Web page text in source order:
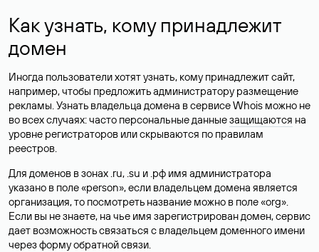
Как узнать, кому принадлежит
домен
Иногда пользователи хотят узнать, кому принадлежит сайт,
например, чтобы предложить администратору размещение
рекламы. Узнать владельца домена в сервисе Whois можно не
во всех случаях: часто персональные данныезащищаются на
уровне регистраторов или скрываются по правилам
реестров.
Для доменов в зонах .ru, .su и .рф имя администратора
указано в поле «person», если владельцем домена является
организация, то посмотреть название можно в поле «org».
Если вы не знаете, на чье имя зарегистрирован домен, сервис
дает возможность связаться с владельцем доменного имени
через форму обратной связи.